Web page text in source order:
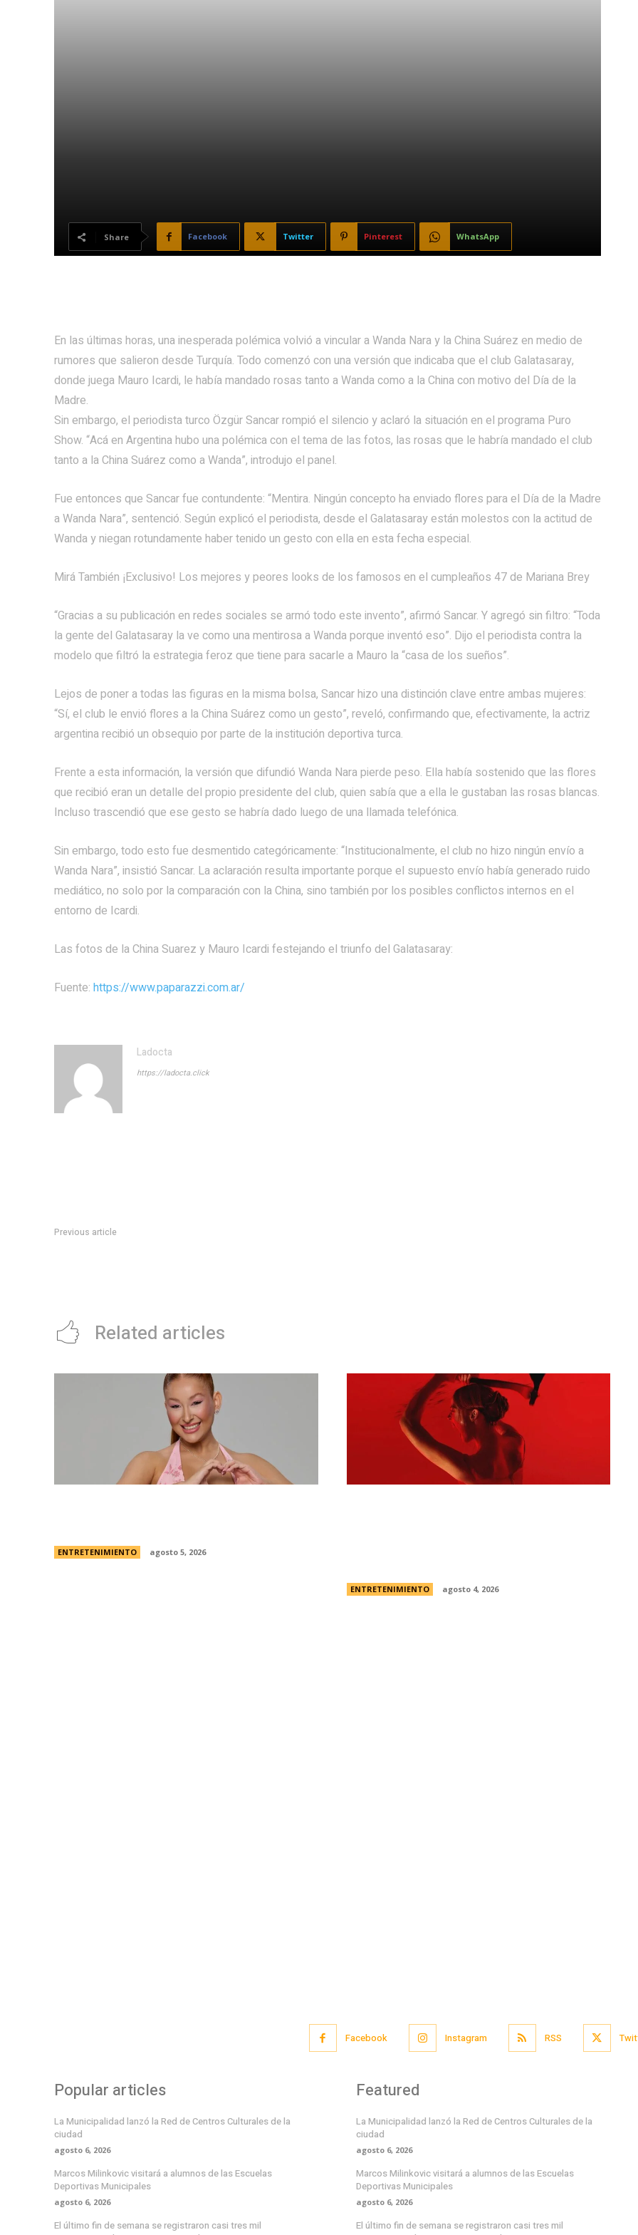
Share Facebook Twitter Pinterest WhatsApp
En las últimas horas, una inesperada polémica volvió a vincular a Wanda Nara y la China Suárez en medio de
rumores que salieron desde Turquía. Todo comenzó con una versión que indicaba que el club Galatasaray,
donde juega Mauro Icardi, le había mandado rosas tanto a Wanda como a la China con motivo del Día de la
Madre.
Sin embargo, el periodista turco Özgür Sancar rompió el silencio y aclaró la situación en el programa Puro
Show. “Acá en Argentina hubo una polémica con el tema de las fotos, las rosas que le habría mandado el club
tanto a la China Suárez como a Wanda”, introdujo el panel.
Fue entonces que Sancar fue contundente: “Mentira. Ningún concepto ha enviado flores para el Día de la Madre
a Wanda Nara”, sentenció. Según explicó el periodista, desde el Galatasaray están molestos con la actitud de
Wanda y niegan rotundamente haber tenido un gesto con ella en esta fecha especial.
Mirá También ¡Exclusivo! Los mejores y peores looks de los famosos en el cumpleaños 47 de Mariana Brey
“Gracias a su publicación en redes sociales se armó todo este invento”, afirmó Sancar. Y agregó sin filtro: “Toda
la gente del Galatasaray la ve como una mentirosa a Wanda porque inventó eso”. Dijo el periodista contra la
modelo que filtró la estrategia feroz que tiene para sacarle a Mauro la “casa de los sueños”.
Lejos de poner a todas las figuras en la misma bolsa, Sancar hizo una distinción clave entre ambas mujeres:
“Sí, el club le envió flores a la China Suárez como un gesto”, reveló, confirmando que, efectivamente, la actriz
argentina recibió un obsequio por parte de la institución deportiva turca.
Frente a esta información, la versión que difundió Wanda Nara pierde peso. Ella había sostenido que las flores
que recibió eran un detalle del propio presidente del club, quien sabía que a ella le gustaban las rosas blancas.
Incluso trascendió que ese gesto se habría dado luego de una llamada telefónica.
Sin embargo, todo esto fue desmentido categóricamente: “Institucionalmente, el club no hizo ningún envío a
Wanda Nara”, insistió Sancar. La aclaración resulta importante porque el supuesto envío había generado ruido
mediático, no solo por la comparación con la China, sino también por los posibles conflictos internos en el
entorno de Icardi.
Las fotos de la China Suarez y Mauro Icardi festejando el triunfo del Galatasaray:
Fuente: https://www.paparazzi.com.ar/
Ladocta
https://ladocta.click
Previous article
Related articles
ENTRETENIMIENTO agosto 5, 2026
ENTRETENIMIENTO agosto 4, 2026
Facebook Instagram RSS
Popular articles
La Municipalidad lanzó la Red de Centros Culturales de la
ciudad
agosto 6, 2026
Marcos Milinkovic visitará a alumnos de las Escuelas
Deportivas Municipales
agosto 6, 2026
El último fin de semana se registraron casi tres mil
Featured
La Municipalidad lanzó la Red de Centros Culturales de la
ciudad
agosto 6, 2026
Marcos Milinkovic visitará a alumnos de las Escuelas
Deportivas Municipales
agosto 6, 2026
El último fin de semana se registraron casi tres mil